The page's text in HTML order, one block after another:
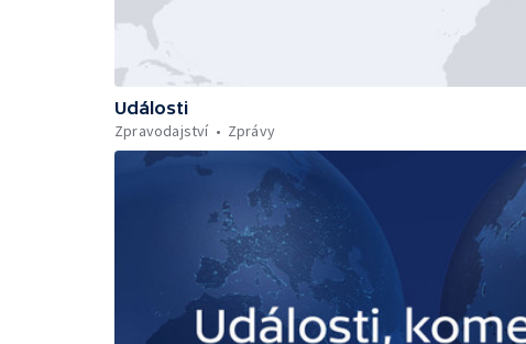
Události
Zpravodajství
Zprávy